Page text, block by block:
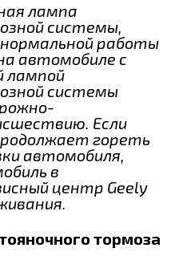
лампа
системы,
работы
автомобиле с
лампой
системы
Если
гореть
автомобиля,
в
центр Geely
тормоза